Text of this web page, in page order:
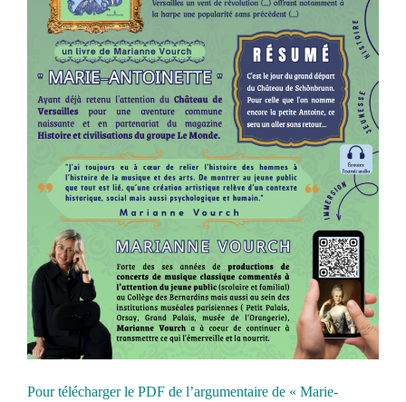
Pour télécharger le PDF de l’argumentaire de « Marie-